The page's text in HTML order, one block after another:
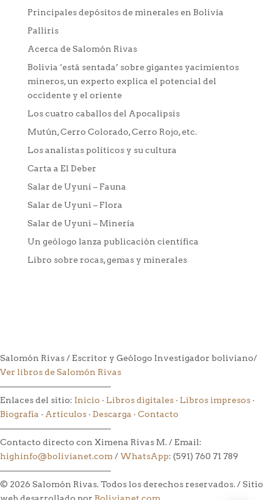
Principales depósitos de minerales en Bolivia
Palliris
Acerca de Salomón Rivas
Bolivia ‘está sentada’ sobre gigantes yacimientos
mineros, un experto explica el potencial del
occidente y el oriente
Los cuatro caballos del Apocalipsis
Mutún, Cerro Colorado, Cerro Rojo, etc.
Los analístas políticos y su cultura
Carta a El Deber
Salar de Uyuni – Fauna
Salar de Uyuni – Flora
Salar de Uyuni – Minería
Un geólogo lanza publicación científica
Libro sobre rocas, gemas y minerales
Salomón Rivas / Escritor y Geólogo Investigador boliviano/
Ver libros de Salomón Rivas
––––––––––––––––––––––––––
Enlaces del sitio: Inicio · Libros digitales · Libros impresos ·
Biografía · Artículos · Descarga · Contacto
––––––––––––––––––––––––––
Contacto directo con Ximena Rivas M. / Email:
highinfo@bolivianet.com / WhatsApp: (591) 760 71 789
––––––––––––––––––––––––––
© 2026 Salomón Rivas. Todos los derechos reservados. / Sitio